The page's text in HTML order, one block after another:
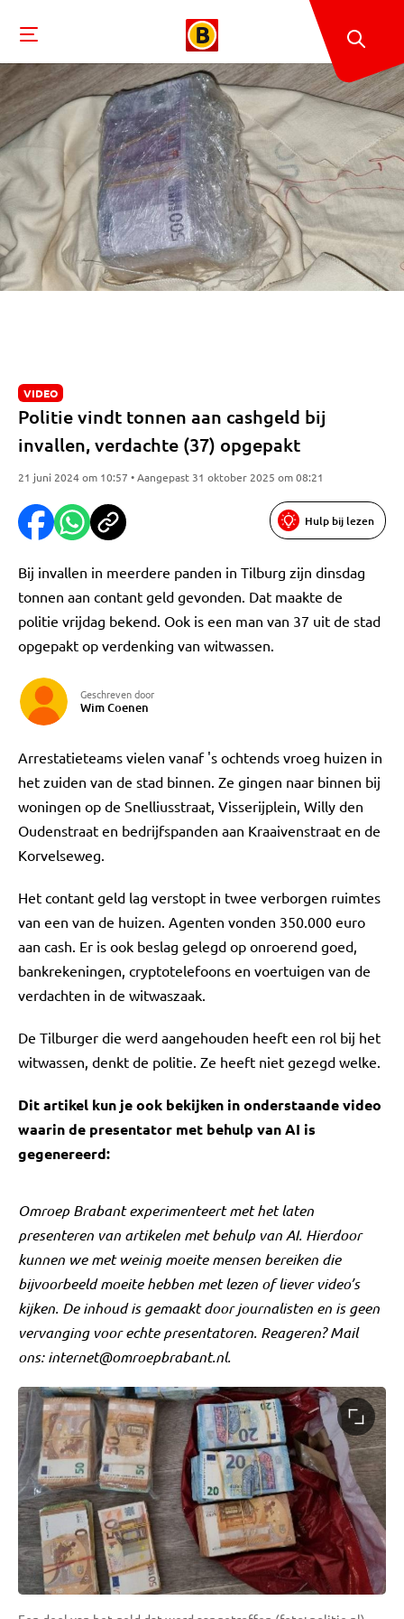
VIDEO
Politie vindt tonnen aan cashgeld bij
invallen, verdachte (37) opgepakt
21 juni 2024 om 10:57 • Aangepast 31 oktober 2025 om 08:21
Hulp bij lezen
Bij invallen in meerdere panden in Tilburg zijn dinsdag
tonnen aan contant geld gevonden. Dat maakte de
politie vrijdag bekend. Ook is een man van 37 uit de stad
opgepakt op verdenking van witwassen.
Geschreven door
Wim Coenen
Arrestatieteams vielen vanaf 's ochtends vroeg huizen in
het zuiden van de stad binnen. Ze gingen naar binnen bij
woningen op de Snelliusstraat, Visserijplein, Willy den
Oudenstraat en bedrijfspanden aan Kraaivenstraat en de
Korvelseweg.
Het contant geld lag verstopt in twee verborgen ruimtes
van een van de huizen. Agenten vonden 350.000 euro
aan cash. Er is ook beslag gelegd op onroerend goed,
bankrekeningen, cryptotelefoons en voertuigen van de
verdachten in de witwaszaak.
De Tilburger die werd aangehouden heeft een rol bij het
witwassen, denkt de politie. Ze heeft niet gezegd welke.
Dit artikel kun je ook bekijken in onderstaande video
waarin de presentator met behulp van AI is
gegenereerd:
Omroep Brabant experimenteert met het laten
presenteren van artikelen met behulp van AI. Hierdoor
kunnen we met weinig moeite mensen bereiken die
bijvoorbeeld moeite hebben met lezen of liever video’s
kijken. De inhoud is gemaakt door journalisten en is geen
vervanging voor echte presentatoren. Reageren? Mail
ons:internet@omroepbrabant.nl.